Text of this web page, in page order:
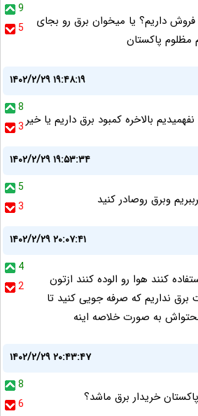
9
5
داریم؟ یا میخوان برق رو بجای
پاکستان
۱۴۰۲/۲/۲۹ ۱۹:۴۸:۱۹
8
3بالاخره کمبود برق داریم یا خیر
۱۴۰۲/۲/۲۹ ۱۹:۵۳:۳۴
5
3
وبرق روصادر کنید
۱۴۰۲/۲/۲۹ ۲۰:۰۷:۴۱
4
2
کنند هوا رو الوده کنند ازتون
برق نداریم که صرفه جویی کنید تا
به صورت خلاصه اینه
۱۴۰۲/۲/۲۹ ۲۰:۴۳:۴۷
8
6
خریدار برق ماشد؟